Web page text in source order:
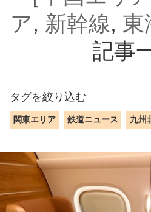
ア, 新幹線, 東
記事
タグを絞り込む
関東エリア 鉄道ニュース 九州